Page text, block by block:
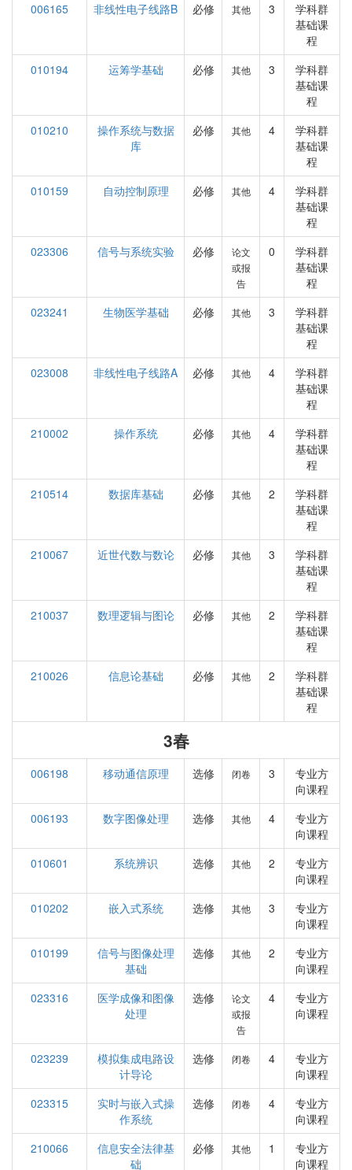
006165
非线性电子线路B 必修 其他 3
学科群
基础课
程
010194
运筹学基础 必修 其他 3
学科群
基础课
程
010210
操作系统与数据
库
必修 其他 4
学科群
基础课
程
010159
自动控制原理 必修 其他 4
学科群
基础课
程
023306
信号与系统实验 必修
论文
或报
告
0
学科群
基础课
程
023241
生物医学基础 必修 其他 3
学科群
基础课
程
023008
非线性电子线路A 必修 其他 4
学科群
基础课
程
210002
操作系统 必修 其他 4
学科群
基础课
程
210514
数据库基础 必修 其他 2
学科群
基础课
程
210067
近世代数与数论 必修 其他 3
学科群
基础课
程
210037
数理逻辑与图论 必修 其他 2
学科群
基础课
程
210026
信息论基础 必修 其他 2
学科群
基础课
程
3春
006198 移动通信原理 选修 闭卷 3
专业方
向课程
006193
数字图像处理 选修 其他 4
专业方
向课程
010601
系统辨识 选修 其他 2
专业方
向课程
010202
嵌入式系统 选修 其他 3
专业方
向课程
010199
信号与图像处理
基础
选修 其他 2
专业方
向课程
023316
医学成像和图像
处理
选修
论文
或报
告
4
专业方
向课程
023239
模拟集成电路设
计导论
选修 闭卷 4
专业方
向课程
023315
实时与嵌入式操
作系统
选修 闭卷 4
专业方
向课程
210066
信息安全法律基
础
必修 其他 1
专业方
向课程